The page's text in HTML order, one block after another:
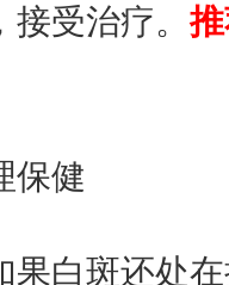
接受治疗。
健
白斑还处在